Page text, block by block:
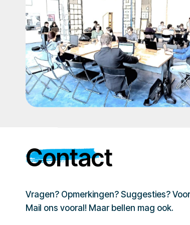
Contact
Vragen? Opmerkingen? Suggesties?
Mail ons vooral! Maar bellen mag ook.